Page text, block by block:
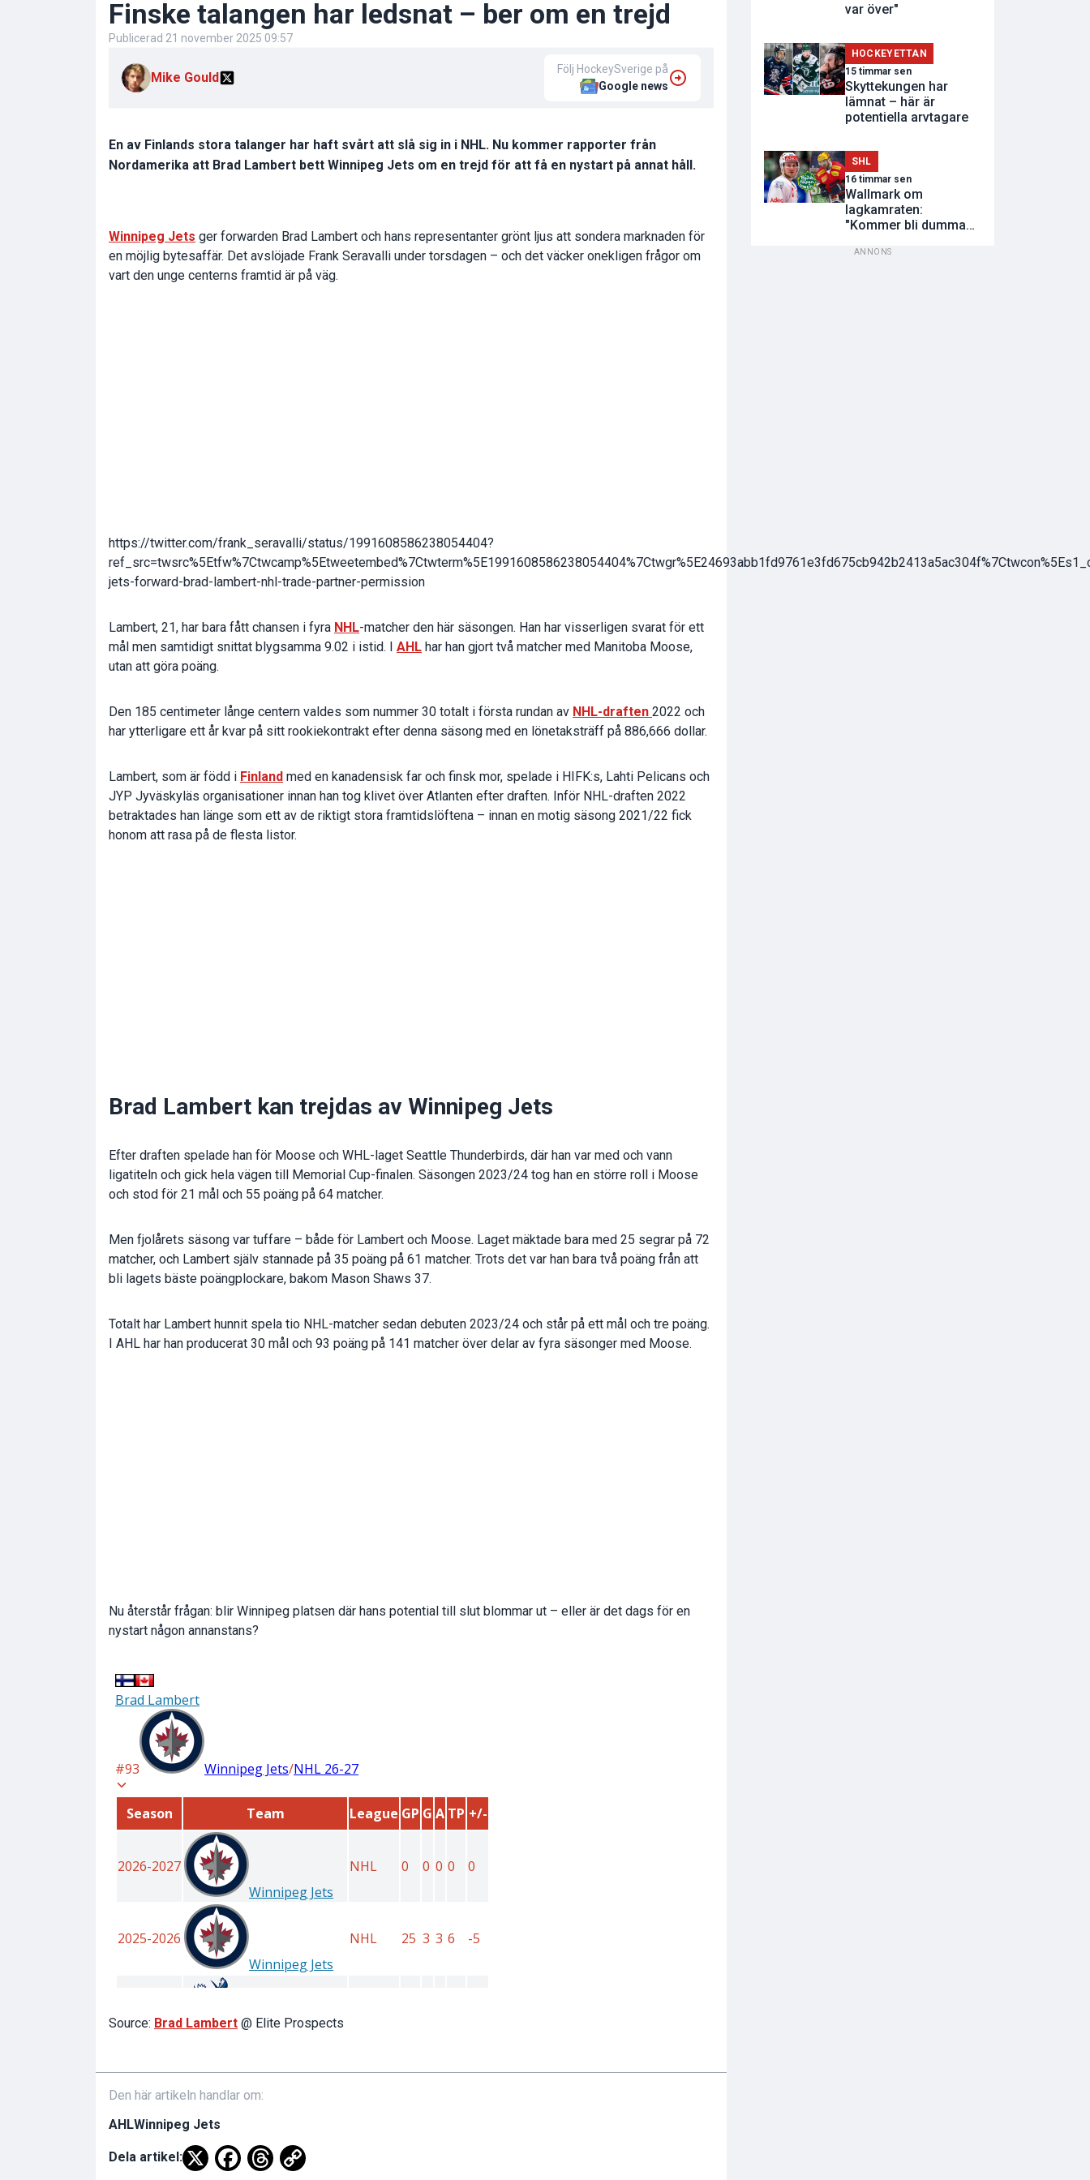
Finske talangen har ledsnat – ber om en trejd
Publicerad 21 november 2025 09:57
Mike Gould
Följ HockeySverige på
Google news
En av Finlands stora talanger har haft svårt att slå sig in i NHL. Nu kommer rapporter från
Nordamerika att Brad Lambert bett Winnipeg Jets om en trejd för att få en nystart på annat håll.
Winnipeg Jets ger forwarden Brad Lambert och hans representanter grönt ljus att sondera marknaden för
en möjlig bytesaffär. Det avslöjade Frank Seravalli under torsdagen – och det väcker onekligen frågor om
vart den unge centerns framtid är på väg.
https://twitter.com/frank_seravalli/status/1991608586238054404?
jets-forward-brad-lambert-nhl-trade-partner-permission
Lambert, 21, har bara fått chansen i fyra NHL-matcher den här säsongen. Han har visserligen svarat för ett
mål men samtidigt snittat blygsamma 9.02 i istid. I AHL har han gjort två matcher med Manitoba Moose,
utan att göra poäng.
Den 185 centimeter långe centern valdes som nummer 30 totalt i första rundan av NHL-draften 2022 och
har ytterligare ett år kvar på sitt rookiekontrakt efter denna säsong med en lönetaks­träff på 886,666 dollar.
Lambert, som är född i Finland med en kanadensisk far och finsk mor, spelade i HIFK:s, Lahti Pelicans och
JYP Jyväskyläs organisationer innan han tog klivet över Atlanten efter draften. Inför NHL-draften 2022
betraktades han länge som ett av de riktigt stora framtidslöftena – innan en motig säsong 2021/22 fick
honom att rasa på de flesta listor.
Brad Lambert kan trejdas av Winnipeg Jets
Efter draften spelade han för Moose och WHL-laget Seattle Thunderbirds, där han var med och vann
ligatiteln och gick hela vägen till Memorial Cup-finalen. Säsongen 2023/24 tog han en större roll i Moose
och stod för 21 mål och 55 poäng på 64 matcher.
Men fjolårets säsong var tuffare – både för Lambert och Moose. Laget mäktade bara med 25 segrar på 72
matcher, och Lambert själv stannade på 35 poäng på 61 matcher. Trots det var han bara två poäng från att
bli lagets bäste poängplockare, bakom Mason Shaws 37.
Totalt har Lambert hunnit spela tio NHL-matcher sedan debuten 2023/24 och står på ett mål och tre poäng.
I AHL har han producerat 30 mål och 93 poäng på 141 matcher över delar av fyra säsonger med Moose.
Nu återstår frågan: blir Winnipeg platsen där hans potential till slut blommar ut – eller är det dags för en
nystart någon annanstans?
Source: Brad Lambert @ Elite Prospects
Den här artikeln handlar om:
AHLWinnipeg Jets
Dela artikel:
var över"
HOCKEYETTAN
15 timmar sen
Skyttekungen har
lämnat – här är
potentiella arvtagare
SHL
16 timmar sen
Wallmark om
lagkamraten:
"Kommer bli dumma
ANNONS